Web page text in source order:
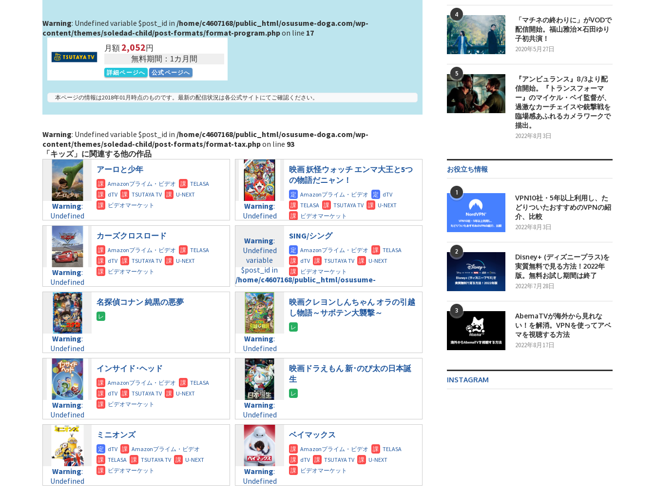
Warning: Undefined variable $post_id in /home/c4607168/public_html/osusume-doga.com/wp-
content/themes/soledad-child/post-formats/format-program.phpon line 17
月額 2,052円
無料期間：1カ月間
詳細ページへ 公式ページへ
本ページの情報は2018年01月時点のものです。最新の配信状況は各公式サイトにてご確認ください。
Warning: Undefined variable $post_id in /home/c4607168/public_html/osusume-doga.com/wp-
content/themes/soledad-child/post-formats/format-tax.phpon line 93
「キッズ」に関連する他の作品
Warning:
Undefined
variable
$post_id in
/home/c4607168/public_html/osusume-
doga.com/wp-
content/themes/soledad-
child/post-
formats/format-
tax.phpon
line112
Warning:
Undefined
variable
$post_id in
/home/c4607168/public_html/osusume-
doga.com/wp-
content/themes/soledad-
child/post-
formats/format-
tax.phpon
line115
アーロと少年
Warning:
Undefined
variable
/home/c4607168/public_html/osusume-
doga.com/wp-
content/themes/soledad-
child/post-
formats/format-
tax.phpon
line112
Warning:
Undefined
variable
$post_id in
/home/c4607168/public_html/osusume-
doga.com/wp-
content/themes/soledad-
child/post-
formats/format-
tax.phpon
line115
映画 妖怪ウォッチ エンマ大王と5つ
の物語だニャン！
Warning:
Undefined
variable
$post_id in
/home/c4607168/public_html/osusume-
doga.com/wp-
content/themes/soledad-
child/post-
formats/format-
tax.phpon
line112
Warning:
Undefined
variable
$post_id in
/home/c4607168/public_html/osusume-
doga.com/wp-
content/themes/soledad-
child/post-
formats/format-
tax.phpon
line115
カーズクロスロード Warning:
Undefined
variable
$post_id in
/home/c4607168/public_html/osusume-
doga.com/wp-
content/themes/soledad-
child/post-
formats/format-
tax.phpon
line112
Warning:
Undefined
variable
$post_id in
/home/c4607168/public_html/osusume-
doga.com/wp-
content/themes/soledad-
child/post-
formats/format-
tax.phpon
line115
SING/シング
Warning:
Undefined
variable
$post_id in
/home/c4607168/public_html/osusume-
doga.com/wp-
content/themes/soledad-
child/post-
formats/format-
tax.phpon
line112
Warning:
Undefined
variable
$post_id in
名探偵コナン 純黒の悪夢
Warning:
Undefined
variable
$post_id in
/home/c4607168/public_html/osusume-
doga.com/wp-
content/themes/soledad-
child/post-
formats/format-
tax.phpon
line112
Warning
Undefined
variable
$post_id in
映画クレヨンしんちゃん オラの引越
し物語～サボテン大襲撃～
Warning:
Undefined
variable
$post_id in
/home/c4607168/public_html/osusume-
doga.com/wp-
content/themes/soledad-
child/post-
formats/format-
インサイド･ヘッド
Warning:
Undefined
variable
$post_id in
/home/c4607168/public_html/osusume-
doga.com/wp-
content/themes/soledad-
child/post-
formats/format-
映画ドラえもん 新･のび太の日本誕
生
Warning:
Undefined
ミニオンズ
Warning:
Undefined
ベイマックス
4
「マチネの終わりに」がVODで
配信開始。福山雅治✕石田ゆり
子初共演！
2020年5月27日
5
『アンビュランス』8/3より配
信開始。『トランスフォーマ
ー』のマイケル・ベイ監督が、
過激なカーチェイスや銃撃戦を
臨場感あふれるカメラワークで
描出。
2022年8月3日
お役立ち情報
1
VPN10社・5年以上利用し、た
どりついたおすすめのVPNの紹
介、比較
2022年8月3日
2
Disney+ (ディズニープラス)を
実質無料で見る方法！2022年
版。無料お試し期間は終了
2022年7月28日
3
AbemaTVが海外から見れな
い！を解消。VPNを使ってアベ
マを視聴する方法
2022年8月17日
INSTAGRAM